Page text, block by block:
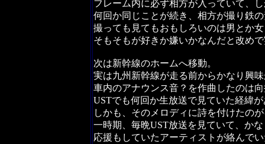
フレーム内に必ず相方が入っていて、
何回か同じことが続き、相方が撮り鉄
撮っても見てもおもしろいのは男とか
そもそもが好きか嫌いかなんだと改め
次は新幹線のホームへ移動。
実は九州新幹線が走る前からかなり興
車内のアナウンス音？を作曲したのは
USTでも何回か生放送で見ていた経緯
しかも、そのメロディに詩を付けたの
一時期、毎晩UST放送を見ていて、か
応援もしていたアーティストが絡んで